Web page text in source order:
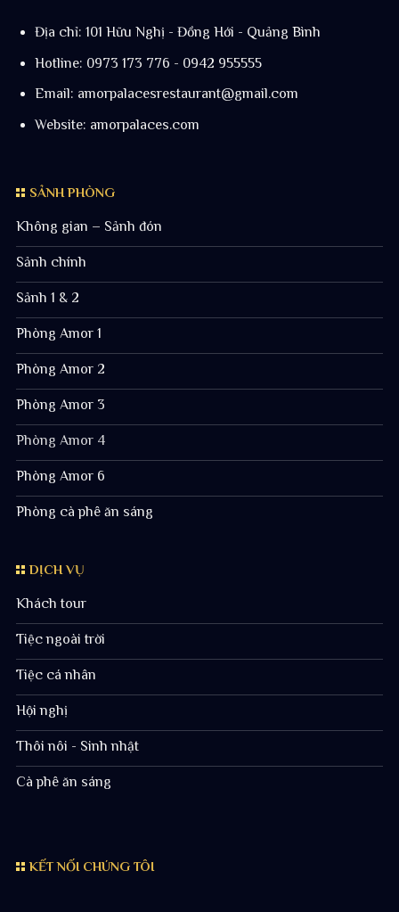
Địa chỉ: 101 Hữu Nghị - Đồng Hới - Quảng Bình
Hotline: 0973 173 776 - 0942 955555
Email: amorpalacesrestaurant@gmail.com
Website: amorpalaces.com
SẢNH PHÒNG
Không gian – Sảnh đón
Sảnh chính
Sảnh 1 & 2
Phòng Amor 1
Phòng Amor 2
Phòng Amor 3
Phòng Amor 4
Phòng Amor 6
Phòng cà phê ăn sáng
DỊCH VỤ
Khách tour
Tiệc ngoài trời
Tiệc cá nhân
Hội nghị
Thôi nôi - Sinh nhật
Cà phê ăn sáng
KẾT NỐI CHÚNG TÔI